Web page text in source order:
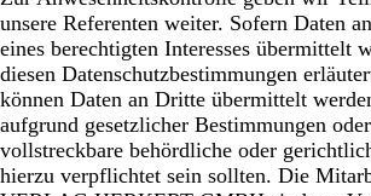
unsere Referenten weiter. Sofern Daten
eines berechtigten Interesses übermittelt
diesen Datenschutzbestimmungen
können Daten an Dritte übermittelt
aufgrund gesetzlicher Bestimmungen
vollstreckbare behördliche oder
hierzu verpflichtet sein sollten. Die